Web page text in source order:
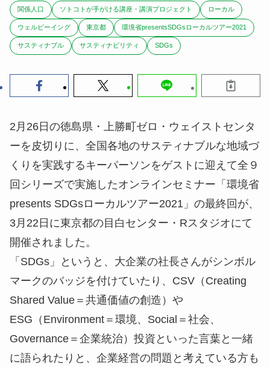
関係人口 ソトコトが手がける講座・講演プロジェクト ローカル
ウェルビーイング 東京都 環境省presentsSDGsローカルツアー2021
サスティナブル サスティナビリティ SDGs
2月26日の徳島県・上勝町ゼロ・ウェイストセンタ
ーを皮切りに、全国各地のサスティナブルな地域づ
くりを実践するキーパーソンをゲストに迎えて全９
回シリーズで実施したオンラインセミナー「環境省
presents SDGsローカルツアー2021」の最終回が、
3月22日に東京都の目白センター・Rスタジオにて
開催されました。
「SDGs」というと、大企業の社長さんがシンボル
マークのバッジを付けていたり、CSV（Creating
Shared Value＝共通価値の創造）や
ESG（Environment＝環境、Social＝社会、
Governance＝企業統治）投資といった言葉と一緒
に語られたりと、企業経営の問題と考えている方も